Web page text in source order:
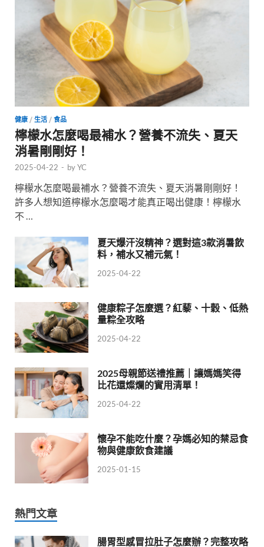
健康 / 生活 / 食品
檸檬水怎麼喝最補水？營養不流失、夏天
消暑剛剛好！
2025-04-22 - byYC
檸檬水怎麼喝最補水？營養不流失、夏天消暑剛剛好！
許多人想知道檸檬水怎麼喝才能真正喝出健康！檸檬水
不 …
夏天爆汗沒精神？選對這3款消暑飲
料，補水又補元氣！
2025-04-22
健康粽子怎麼選？紅藜、十穀、低熱
量粽全攻略
2025-04-22
2025母親節送禮推薦｜讓媽媽笑得
比花還燦爛的實用清單！
2025-04-22
懷孕不能吃什麼？孕媽必知的禁忌食
物與健康飲食建議
2025-01-15
熱門文章
腸胃型感冒拉肚子怎麼辦？完整攻略